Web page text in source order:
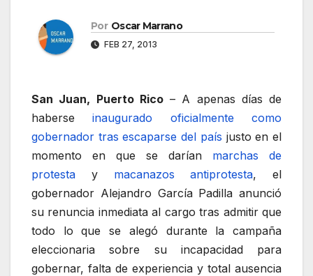
Por Oscar Marrano
FEB 27, 2013
San Juan, Puerto Rico– A apenas días de
haberseinaugurado oficialmente como
gobernador tras escaparse del país justo en el
momento en que se darían marchas de
protesta y macanazos antiprotesta, el
gobernador Alejandro García Padilla anunció
su renuncia inmediata al cargo tras admitir que
todo lo que se alegó durante la campaña
eleccionaria sobre su incapacidad para
gobernar, falta de experiencia y total ausencia